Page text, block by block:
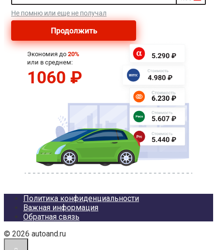
Политика конфиденциальности
Важная информация
Обратная связь
© 2026 autoand.ru